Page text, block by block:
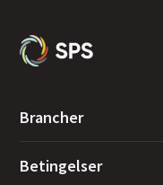
Brancher
Betingelser